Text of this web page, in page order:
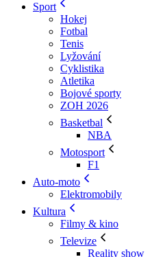
Sport
Hokej
Fotbal
Tenis
Lyžování
Cyklistika
Atletika
Bojové sporty
ZOH 2026
Basketbal
NBA
Motosport
F1
Auto-moto
Elektromobily
Kultura
Filmy & kino
Televize
Reality show